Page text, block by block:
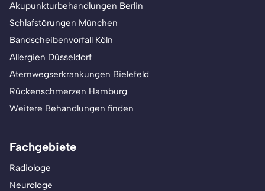
Akupunkturbehandlungen Berlin
Schlafstörungen München
Bandscheibenvorfall Köln
Allergien Düsseldorf
Atemwegserkrankungen Bielefeld
Rückenschmerzen Hamburg
Weitere Behandlungen finden
Fachgebiete
Radiologe
Neurologe